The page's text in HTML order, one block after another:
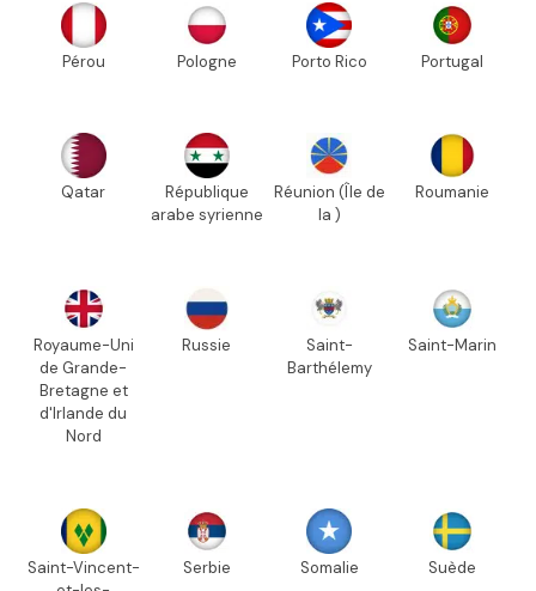
Pérou Pologne Porto Rico Portugal
Qatar
République
arabe syrienne
Réunion (Île de
la )
Roumanie
Royaume-Uni
de Grande-
Bretagne et
d'Irlande du
Nord
Russie
Saint-
Barthélemy
Saint-Marin
Saint-Vincent-
Serbie Somalie Suède